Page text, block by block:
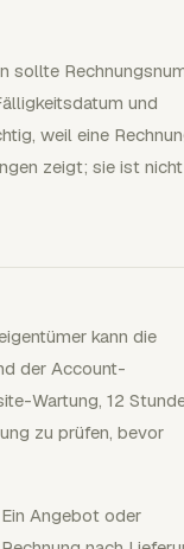
sollte
und
weil eine
zeigt; sie ist
kann die
der Account-
Wartung, 12
zu prüfen, bevor
Angebot oder